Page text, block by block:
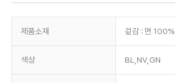
제품소재 겉감 : 면 100%
색상 BL,NV,GN